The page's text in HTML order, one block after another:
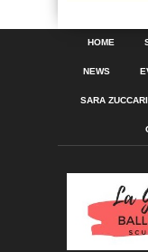
HOME
NEWS
SARA ZUCCARI